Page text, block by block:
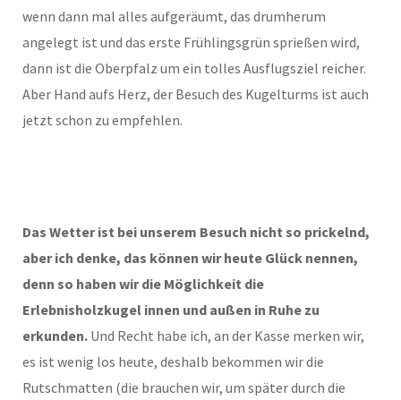
wenn dann mal alles aufgeräumt, das drumherum
angelegt ist und das erste Frühlingsgrün sprießen wird,
dann ist die Oberpfalz um ein tolles Ausflugsziel reicher.
Aber Hand aufs Herz, der Besuch des Kugelturms ist auch
jetzt schon zu empfehlen.
Das Wetter ist bei unserem Besuch nicht so prickelnd,
aber ich denke, das können wir heute Glück nennen,
denn so haben wir die Möglichkeit die
Erlebnisholzkugel innen und außen in Ruhe zu
erkunden. Und Recht habe ich, an der Kasse merken wir,
es ist wenig los heute, deshalb bekommen wir die
Rutschmatten (die brauchen wir, um später durch die